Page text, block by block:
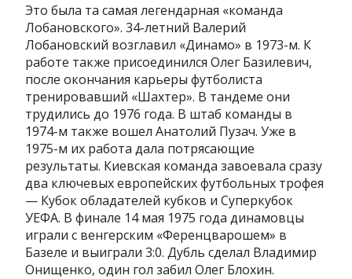
Это была та самая легендарная «команда
Лобановского». 34-летний Валерий
Лобановский возглавил «Динамо» в 1973-м. К
работе также присоединился Олег Базилевич,
после окончания карьеры футболиста
тренировавший «Шахтер». В тандеме они
трудились до 1976 года. В штаб команды в
1974-м также вошел Анатолий Пузач. Уже в
1975-м их работа дала потрясающие
результаты. Киевская команда завоевала сразу
два ключевых европейских футбольных трофея
— Кубок обладателей кубков и Суперкубок
УЕФА. В финале 14 мая 1975 года динамовцы
играли с венгерским «Ференцварошем» в
Базеле и выиграли 3:0. Дубль сделал Владимир
Онищенко, один гол забил Олег Блохин.